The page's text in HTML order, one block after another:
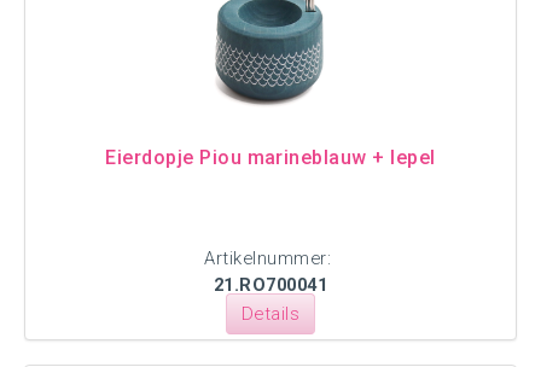
Eierdopje Piou marineblauw + lepel
Artikelnummer:
21.RO700041
Details